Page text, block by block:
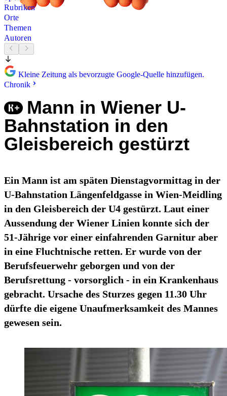
Rubriken
Orte
Themen
Autoren
Kleine Zeitung als bevorzugte Google-Quelle hinzufügen.
Chronik
Mann in Wiener U-
Bahnstation in den
Gleisbereich gestürzt
Ein Mann ist am späten Dienstagvormittag in der
U-Bahnstation Längenfeldgasse in Wien-Meidling
in den Gleisbereich der U4 gestürzt. Laut einer
Aussendung der Wiener Linien konnte sich der
51-Jährige vor einer einfahrenden Garnitur aber
in eine Fluchtnische retten. Er wurde von der
Berufsfeuerwehr geborgen und von der
Berufsrettung - vorsorglich - in ein Krankenhaus
gebracht. Ursache des Sturzes gegen 11.30 Uhr
dürfte die eigene Unaufmerksamkeit des Mannes
gewesen sein.